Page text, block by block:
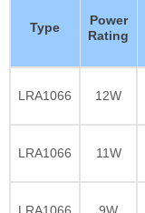
Type
Power
Rating
LRA1066 12W
LRA1066 11W